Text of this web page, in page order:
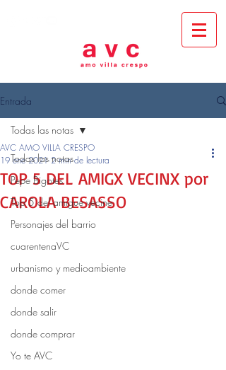
Entrada
Todas las notas
Pepe Bigotes
Top 5 del amigue vecine
Personajes del barrio
cuarentenaVC
urbanismo y medioambiente
donde comer
donde salir
donde comprar
Yo te AVC
Todas las notas
TOP 5 DEL AMIGX VECINX por
CAROLA BESASSO
AVC AMO VILLA CRESPO
19 ene 2021 2 min de lectura